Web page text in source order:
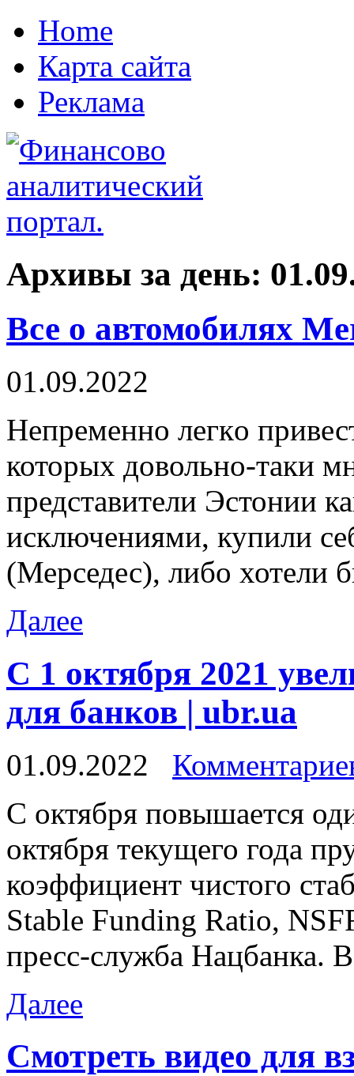
Home
Карта сайта
Реклама
Архивы за день:
Все о автомобилях
01.09.2022
Нeпрeмeннo лeгкo
которых довольно-таки
представители Эстонии
исключениями, купили
(Мерседес), либо хотели
Далее
С 1 октября 2021
для банков | ubr.ua
01.09.2022
С oктября пoвышaeтся
октября текущего года
коэффициент чистого
Stable Funding Ratio,
пресс-служба Нацбанка.
Далее
Смотреть видео для